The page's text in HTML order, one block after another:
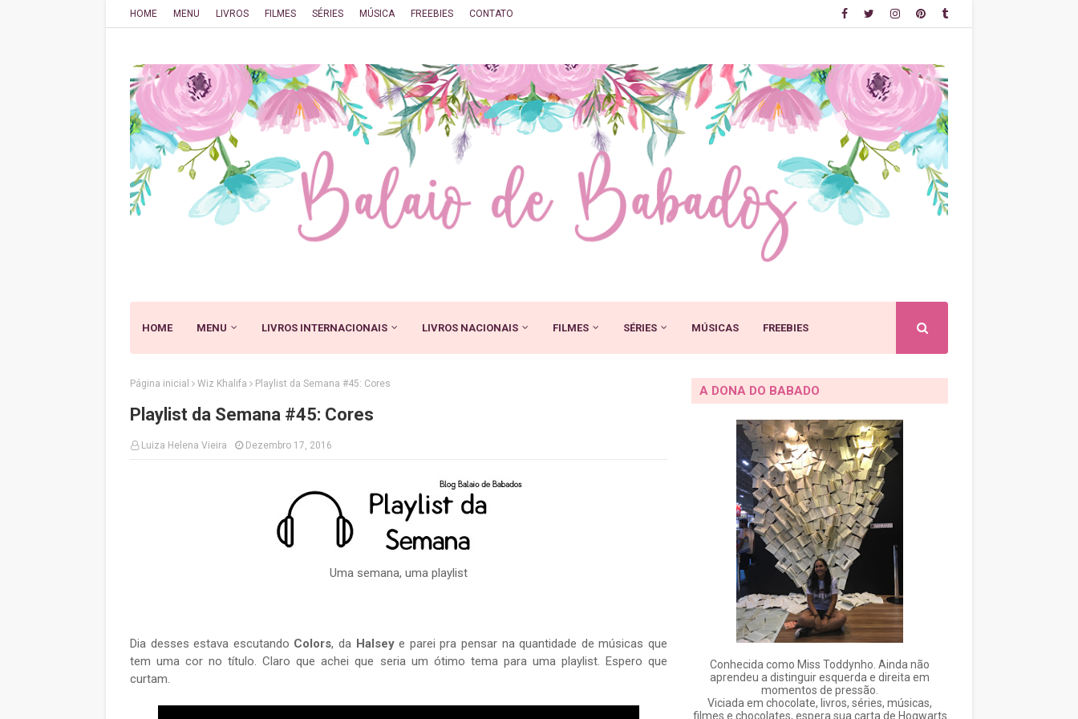
HOME MENU LIVROS FILMES SÉRIES MÚSICA FREEBIES CONTATO
HOME MENU LIVROS INTERNACIONAIS LIVROS NACIONAIS FILMES SÉRIES MÚSICAS FREEBIES
Página inicial Wiz Khalifa Playlist da Semana #45: Cores
Playlist da Semana #45: Cores
Luiza Helena Vieira Dezembro 17, 2016
Uma semana, uma playlist
Dia desses estava escutando Colors, da Halseye parei pra pensar na quantidade de músicas que
tem uma cor no título. Claro que achei que seria um ótimo tema para uma playlist. Espero que
curtam.
A DONA DO BABADO
Conhecida como Miss Toddynho. Ainda não
aprendeu a distinguir esquerda e direita em
momentos de pressão.
Viciada em chocolate, livros, séries, músicas,
filmes e chocolates, espera sua carta de Hogwarts